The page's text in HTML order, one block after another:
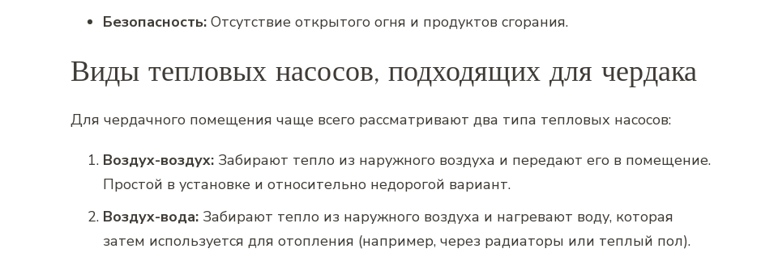
Безопасность: Отсутствие открытого огня и продуктов сгорания.
Виды тепловых насосов‚ подходящих для чердака
Для чердачного помещения чаще всего рассматривают два типа тепловых насосов:
Воздух-воздух: Забирают тепло из наружного воздуха и передают его в помещение.
Простой в установке и относительно недорогой вариант.
Воздух-вода: Забирают тепло из наружного воздуха и нагревают воду‚ которая
затем используется для отопления (например‚ через радиаторы или теплый пол).